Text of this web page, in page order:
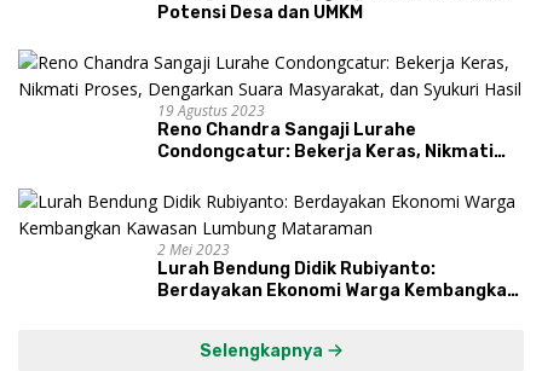
Potensi Desa dan UMKM
19 Agustus 2023
Reno Chandra Sangaji Lurahe
Condongcatur: Bekerja Keras, Nikmati
dan Syukuri Hasil
2 Mei 2023
Lurah Bendung Didik Rubiyanto:
Berdayakan Ekonomi Warga Kembangkan
Selengkapnya